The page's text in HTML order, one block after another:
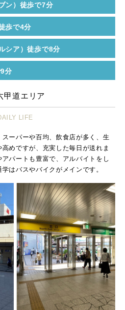
ン） 徒歩で7分
歩で4分
シア）徒歩で8分
分
甲道エリア
LIFE
ーパーや百均、飲食店が多く、生
めですが、充実した毎日が送れま
パートも豊富で、アルバイトをし
はバスやバイクがメインです。